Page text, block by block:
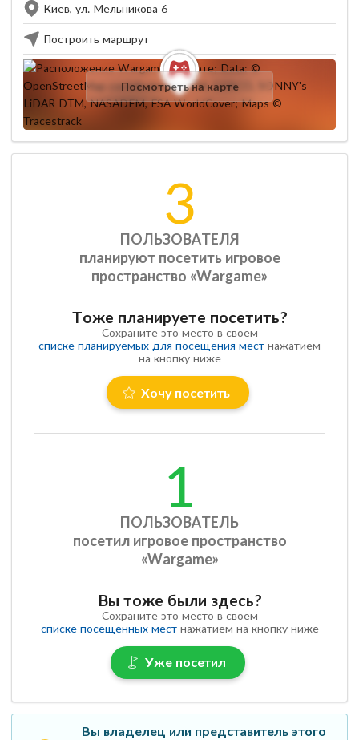
Киев, ул. Мельникова 6
Построить маршрут
Посмотреть на карте
3
ПОЛЬЗОВАТЕЛЯ
планируют посетить игровое
пространство «Wargame»
Тоже планируете посетить?
Сохраните это место в своем
списке планируемых для посещения мест нажатием
на кнопку ниже
Хочу посетить
1
ПОЛЬЗОВАТЕЛЬ
посетил игровое пространство
«Wargame»
Вы тоже были здесь?
Сохраните это место в своем
списке посещенных местнажатием на кнопку ниже
Уже посетил
Вы владелец или представитель этого